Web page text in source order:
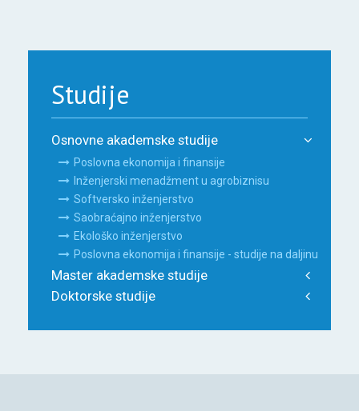
Studije
Osnovne akademske studije
Poslovna ekonomija i finansije
Inženjerski menadžment u agrobiznisu
Softversko inženjerstvo
Saobraćajno inženjerstvo
Ekološko inženjerstvo
Poslovna ekonomija i finansije - studije na daljinu
Master akademske studije
Doktorske studije